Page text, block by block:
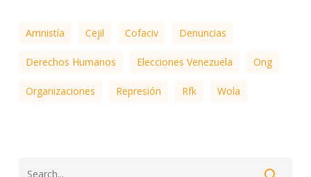
Amnistía Cejil Cofaciv Denuncias
Derechos Humanos Elecciones Venezuela Ong
Organizaciones Represión Rfk Wola